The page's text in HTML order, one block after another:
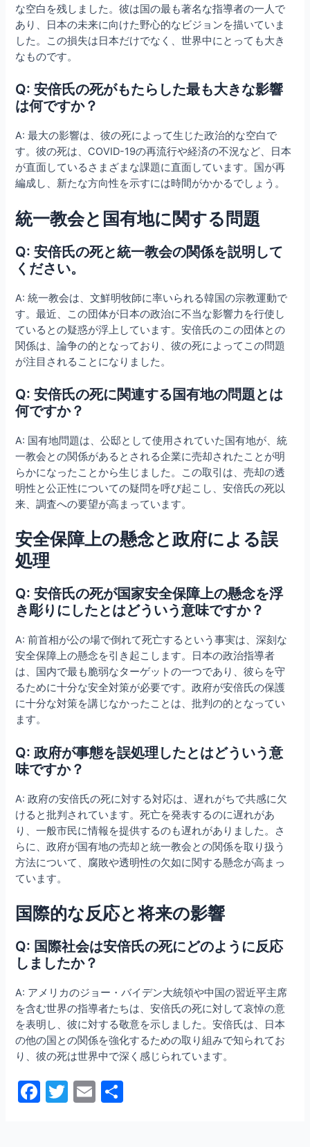
な空白を残しました。彼は国の最も著名な指導者の一人で
あり、日本の未来に向けた野心的なビジョンを描いていま
した。この損失は日本だけでなく、世界中にとっても大き
なものです。
Q: 安倍氏の死がもたらした最も大きな影響
は何ですか？
A: 最大の影響は、彼の死によって生じた政治的な空白で
す。彼の死は、COVID-19の再流行や経済の不況など、日本
が直面しているさまざまな課題に直面しています。国が再
編成し、新たな方向性を示すには時間がかかるでしょう。
統一教会と国有地に関する問題
Q: 安倍氏の死と統一教会の関係を説明して
ください。
A: 統一教会は、文鮮明牧師に率いられる韓国の宗教運動で
す。最近、この団体が日本の政治に不当な影響力を行使し
ているとの疑惑が浮上しています。安倍氏のこの団体との
関係は、論争の的となっており、彼の死によってこの問題
が注目されることになりました。
Q: 安倍氏の死に関連する国有地の問題とは
何ですか？
A: 国有地問題は、公邸として使用されていた国有地が、統
一教会との関係があるとされる企業に売却されたことが明
らかになったことから生じました。この取引は、売却の透
明性と公正性についての疑問を呼び起こし、安倍氏の死以
来、調査への要望が高まっています。
安全保障上の懸念と政府による誤
処理
Q: 安倍氏の死が国家安全保障上の懸念を浮
き彫りにしたとはどういう意味ですか？
A: 前首相が公の場で倒れて死亡するという事実は、深刻な
安全保障上の懸念を引き起こします。日本の政治指導者
は、国内で最も脆弱なターゲットの一つであり、彼らを守
るために十分な安全対策が必要です。政府が安倍氏の保護
に十分な対策を講じなかったことは、批判の的となってい
ます。
Q: 政府が事態を誤処理したとはどういう意
味ですか？
A: 政府の安倍氏の死に対する対応は、遅れがちで共感に欠
けると批判されています。死亡を発表するのに遅れがあ
り、一般市民に情報を提供するのも遅れがありました。さ
らに、政府が国有地の売却と統一教会との関係を取り扱う
方法について、腐敗や透明性の欠如に関する懸念が高まっ
ています。
国際的な反応と将来の影響
Q: 国際社会は安倍氏の死にどのように反応
しましたか？
A: アメリカのジョー・バイデン大統領や中国の習近平主席
を含む世界の指導者たちは、安倍氏の死に対して哀悼の意
を表明し、彼に対する敬意を示しました。安倍氏は、日本
の他の国との関係を強化するための取り組みで知られてお
り、彼の死は世界中で深く感じられています。
F
T
E